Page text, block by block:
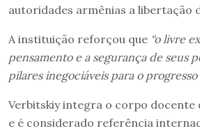
autoridades armênias a libertação
A instituição reforçou que “o livre
pensamento e a segurança de seus
pilares inegociáveis para o progresso
Verbitskiy integra o corpo docente
e é considerado referência